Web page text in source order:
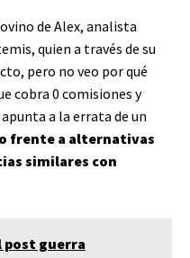
de Alex, analista
quien a través de su
pero no veo por qué
cobra 0 comisiones y
a la errata de un
frente a alternativas
similares con
post guerra